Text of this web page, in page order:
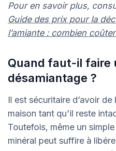
Pour en savoir plus,
Guide des prix pour la
l’amiante : combien
Quand faut-il faire
désamiantage ?
Il est sécuritaire d’avoir de
maison tant qu'il reste
Toutefois, même un
minéral peut suffire à